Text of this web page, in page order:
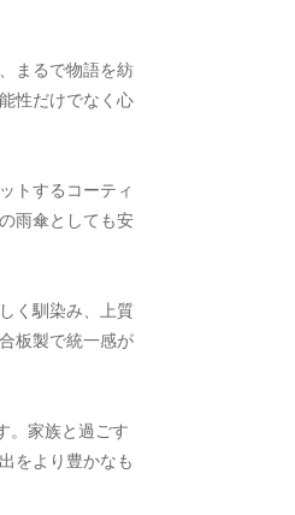
まるで物語を紡
性だけでなく心
トするコーティ
雨傘としても安
く馴染み、上質
板製で統一感が
。家族と過ごす
をより豊かなも